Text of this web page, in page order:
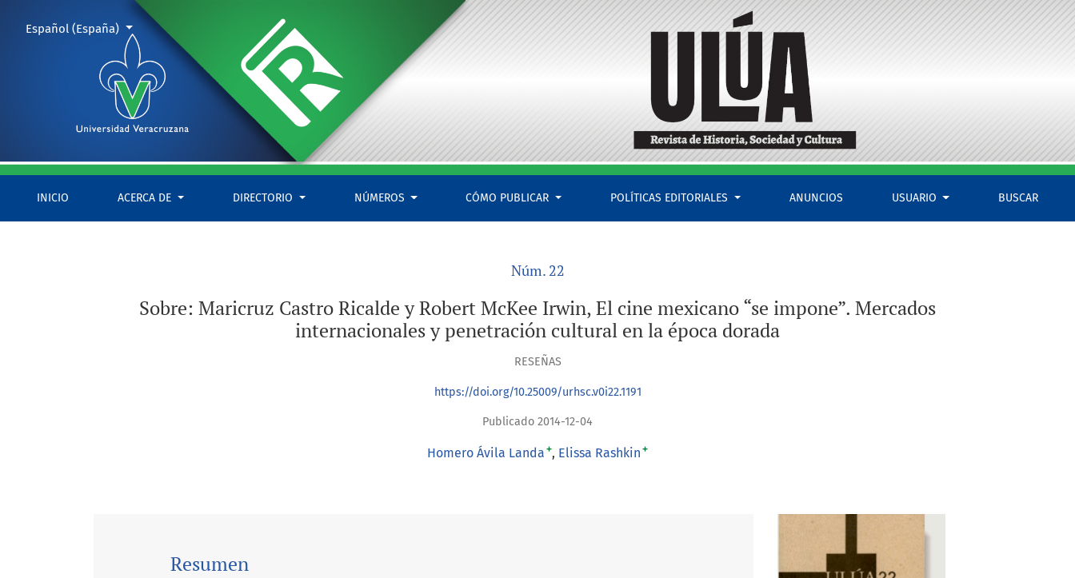
Sobre: Maricruz Castro Ricalde y Robert McKee Irwin, El cine mexicano “se impone”. Mercados internacionales y penetración cultural en la época dorada
INICIO ACERCA DE DIRECTORIO NÚMEROS CÓMO PUBLICAR POLÍTICAS EDITORIALES ANUNCIOS USUARIO BUSCAR
Cambiar el idioma. El actual es:
Español (España)
Núm. 22
Sobre: Maricruz Castro Ricalde y Robert McKee Irwin, El cine mexicano “se impone”. Mercados
internacionales y penetración cultural en la época dorada
RESEÑAS
https://doi.org/10.25009/urhsc.v0i22.1191
Publicado 2014-12-04
Homero Ávila Landa + Elissa Rashkin +
Resumen